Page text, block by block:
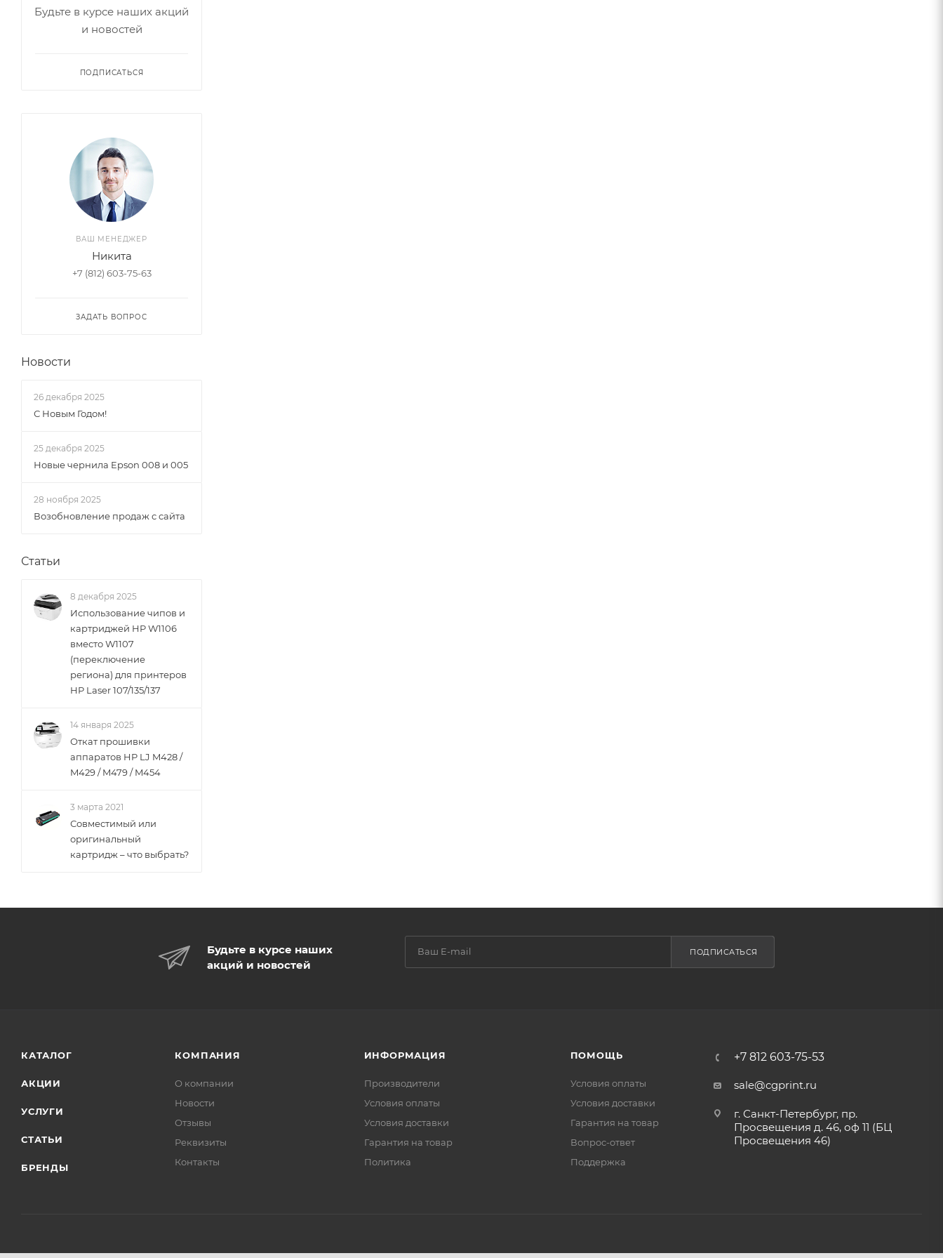
Будьте в курсе наших акций
и новостей
ПОДПИСАТЬСЯ
ВАШ МЕНЕДЖЕР
Никита
+7 (812) 603-75-63
ЗАДАТЬ ВОПРОС
Новости
26 декабря 2025
С Новым Годом!
25 декабря 2025
Новые чернила Epson 008 и 005
28 ноября 2025
Возобновление продаж с сайта
Статьи
8 декабря 2025
Использование чипов и
картриджей HP W1106
вместо W1107
(переключение
региона) для принтеров
HP Laser 107/135/137
14 января 2025
Откат прошивки
аппаратов HP LJ M428 /
M429 / M479 / M454
3 марта 2021
Совместимый или
оригинальный
картридж – что выбрать?
Будьте в курсе наших
акций и новостей
ПОДПИСАТЬСЯ
КАТАЛОГ
АКЦИИ
УСЛУГИ
СТАТЬИ
БРЕНДЫ
КОМПАНИЯ
О компании
Новости
Отзывы
Реквизиты
Контакты
ИНФОРМАЦИЯ
Производители
Условия оплаты
Условия доставки
Гарантия на товар
Политика
ПОМОЩЬ
Условия оплаты
Условия доставки
Гарантия на товар
Вопрос-ответ
Поддержка
+7 812 603-75-53
sale@cgprint.ru
г. Санкт-Петербург, пр.
Просвещения д. 46, оф 11 (БЦ
Просвещения 46)